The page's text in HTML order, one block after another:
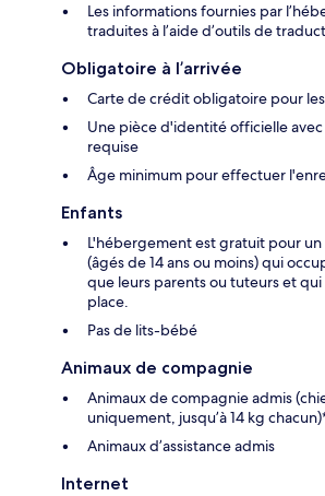
Les informations fournies par
traduites à l’aide d’outils de
Obligatoire à l’arrivée
Carte de crédit obligatoire pour
Une pièce d'identité officielle
requise
Âge minimum pour effectuer
Enfants
L'hébergement est gratuit pour
(âgés de 14 ans ou moins) qui
que leurs parents ou tuteurs et
place.
Pas de lits-bébé
Animaux de compagnie
Animaux de compagnie admis
uniquement, jusqu’à 14 kg
Animaux d’assistance admis
Internet